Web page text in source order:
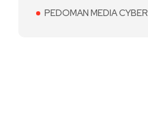
PEDOMAN MEDIA CYBER